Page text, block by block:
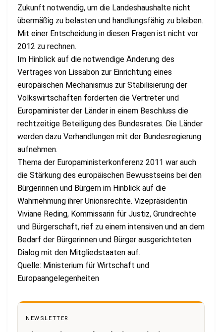
Zukunft notwendig, um die Landeshaushalte nicht
übermäßig zu belasten und handlungsfähig zu bleiben.
Mit einer Entscheidung in diesen Fragen ist nicht vor
2012 zu rechnen.
Im Hinblick auf die notwendige Änderung des
Vertrages von Lissabon zur Einrichtung eines
europäischen Mechanismus zur Stabilisierung der
Volkswirtschaften forderten die Vertreter und
Europaminister der Länder in einem Beschluss die
rechtzeitige Beteiligung des Bundesrates. Die Länder
werden dazu Verhandlungen mit der Bundesregierung
aufnehmen.
Thema der Europaministerkonferenz 2011 war auch
die Stärkung des europäischen Bewusstseins bei den
Bürgerinnen und Bürgern im Hinblick auf die
Wahrnehmung ihrer Unionsrechte. Vizepräsidentin
Viviane Reding, Kommissarin für Justiz, Grundrechte
und Bürgerschaft, rief zu einem intensiven und an dem
Bedarf der Bürgerinnen und Bürger ausgerichteten
Dialog mit den Mitgliedstaaten auf.
Quelle: Ministerium für Wirtschaft und
Europaangelegenheiten
NEWSLETTER